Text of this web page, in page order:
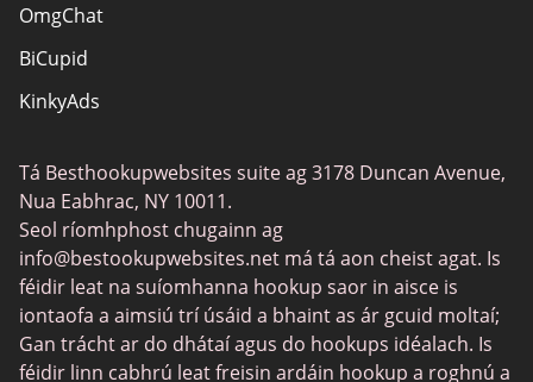
OmgChat
BiCupid
KinkyAds
Together2Night
MyLOL
Swingtowns
Instabang
Tá Besthookupwebsites suite ag 3178 Duncan Avenue,
Nua Eabhrac, NY 10011.
Seol ríomhphost chugainn ag
info@bestookupwebsites.net má tá aon cheist agat. Is
féidir leat na suíomhanna hookup saor in aisce is
iontaofa a aimsiú trí úsáid a bhaint as ár gcuid moltaí;
Gan trácht ar do dhátaí agus do hookups idéalach. Is
féidir linn cabhrú leat freisin ardáin hookup a roghnú a